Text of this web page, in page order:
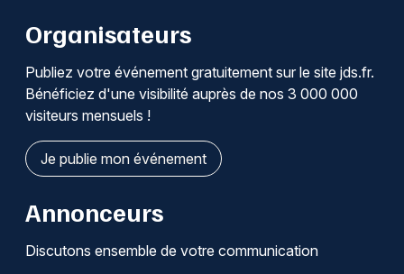
Organisateurs
Publiez votre événement gratuitement sur le site jds.fr.
Bénéficiez d'une visibilité auprès de nos 3 000 000
visiteurs mensuels !
Je publie mon événement
Annonceurs
Discutons ensemble de votre communication